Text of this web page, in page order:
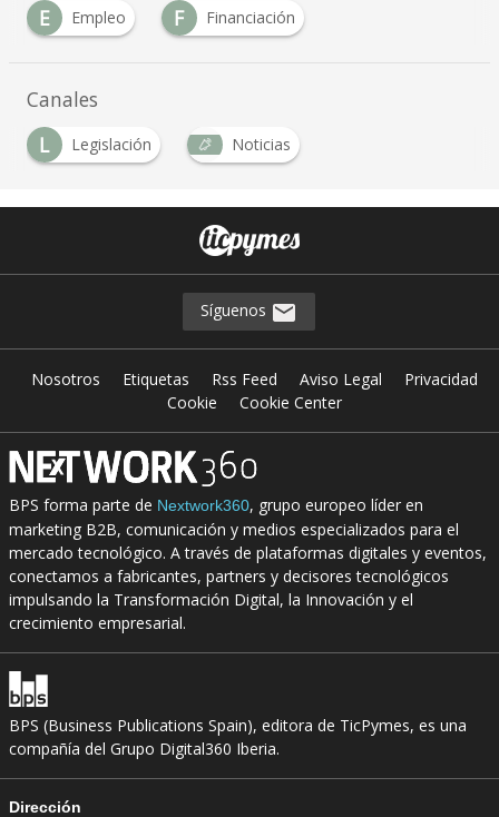
E
Empleo F
Financiación
Canales
L
Legislación Noticias
Síguenos
Nosotros Etiquetas Rss Feed Aviso Legal
Privacidad
Cookie
Cookie Center
BPS forma parte de Nextwork360, grupo europeo líder en
marketing B2B, comunicación y medios especializados para el
mercado tecnológico. A través de plataformas digitales y eventos,
conectamos a fabricantes, partners y decisores tecnológicos
impulsando la Transformación Digital, la Innovación y el
crecimiento empresarial.
BPS (Business Publications Spain), editora de TicPymes, es una
compañía del Grupo Digital360 Iberia.
Dirección